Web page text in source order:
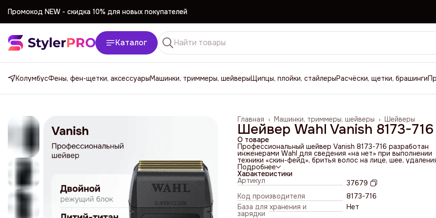
Каталог
КолумбусФены, фен-щетки, аксессуарыМашинки, триммеры, шейверыЩипцы, плойки, стайлерыРасчёски, щетки, брашинги
Шейверы
Машинки, триммеры, шейверы ›
Главная ›
Шейвер Wahl Vanish 8173-716
О товаре
Профессиональный шейвер Vanish 8173-716 разработан
инженерами Wahl для сведения «на нет» при выполнении
техники «скин-фейд», бритья волос на лице, шее,
«антенн» или других волосков длиной до 2 мм. Машинку
применяют в барбершопах или дома для сухого гладкого
бритья щетины или головы налысо.
Надежный двигатель
В машинке установлен высокоскоростной роторный мотор
постоянного тока. Он развивает до 9000 колебаний в
что позволяет бритве справляться с волосами любой
жесткости за небольшое количество проходов.
Подробнее
Характеристики
Артикул
37679
Код производителя
8173-716
База для хранения и
зарядки
Нет